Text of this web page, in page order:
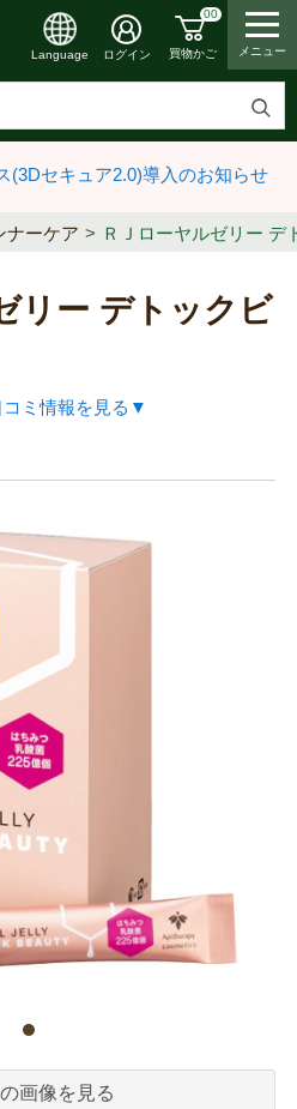
検
す
Language ログイン
00
買物かご メニュー
(3Dセキュア2.0)導入のお知らせ
ナーケア ＲＪローヤルゼリー デ
リー デトックビ
コミ情報を見る▼
画像を見る